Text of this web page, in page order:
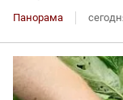
Панорама